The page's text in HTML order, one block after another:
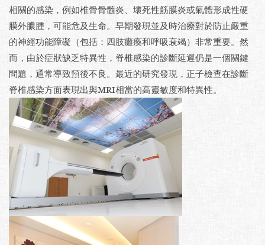
相關的感染，例如椎骨骨髓炎、壞死性筋膜炎或氣體形成性硬
膜外膿腫，可能危及生命。早期發現並及時治療對於防止嚴重
的神經功能障礙（包括：四肢癱瘓和呼吸衰竭）非常重要。然
而，由於症狀缺乏特異性，脊椎感染的診斷延遲仍是一個關鍵
問題，通常導致預後不良。最近的研究發現，正子檢查在診斷
脊椎感染方面表現出與MRI相當的高靈敏度和特異性。